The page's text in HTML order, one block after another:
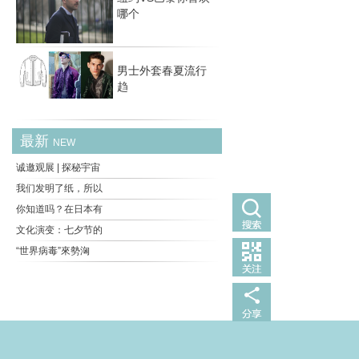
哪个
男士外套春夏流行
趋
最新 NEW
诚邀观展 | 探秘宇宙
我们发明了纸，所以
你知道吗？在日本有
文化演变：七夕节的
“世界病毒”來勢洶